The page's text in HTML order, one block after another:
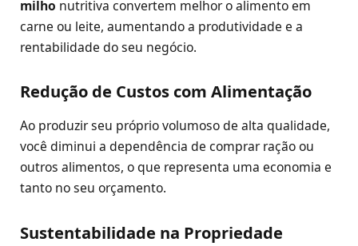
milho nutritiva convertem melhor o alimento em
carne ou leite, aumentando a produtividade e a
rentabilidade do seu negócio.
Redução de Custos com Alimentação
Ao produzir seu próprio volumoso de alta qualidade,
você diminui a dependência de comprar ração ou
outros alimentos, o que representa uma economia e
tanto no seu orçamento.
Sustentabilidade na Propriedade